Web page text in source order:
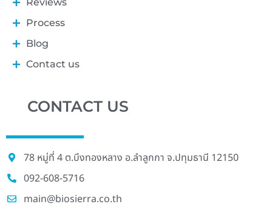
Process
Blog
Contact us
CONTACT US
78 หมู่ที่ 4 ต.บึงทองหลาง อ.ลําลูกกา จ.ปทุมธานี 12150
092-608-5716
main@biosierra.co.th